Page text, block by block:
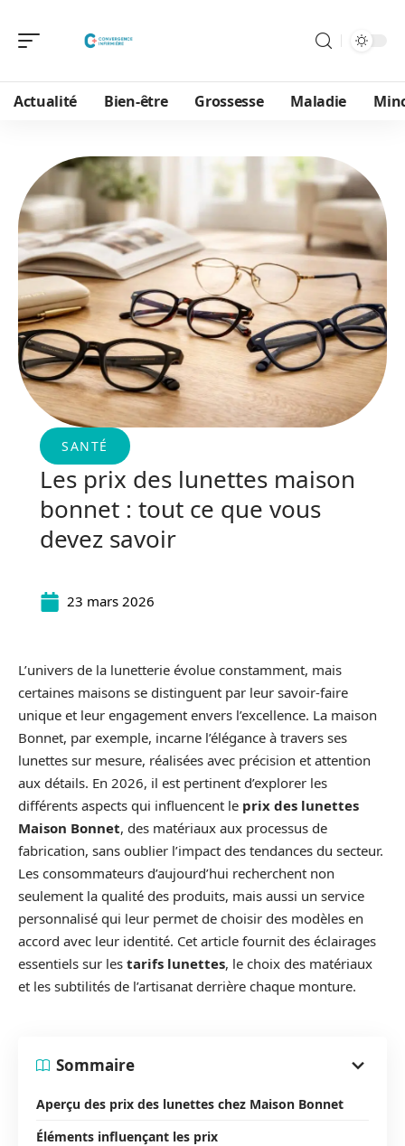
Actualité Bien-être Grossesse Maladie
SANTÉ
Les prix des lunettes maison
bonnet : tout ce que vous
devez savoir
23 mars 2026
L’univers de la lunetterie évolue constamment, mais
certaines maisons se distinguent par leur savoir-faire
unique et leur engagement envers l’excellence. La maison
Bonnet, par exemple, incarne l’élégance à travers ses
lunettes sur mesure, réalisées avec précision et attention
aux détails. En 2026, il est pertinent d’explorer les
différents aspects qui influencent le prix des lunettes
Maison Bonnet, des matériaux aux processus de
fabrication, sans oublier l’impact des tendances du secteur.
Les consommateurs d’aujourd’hui recherchent non
seulement la qualité des produits, mais aussi un service
personnalisé qui leur permet de choisir des modèles en
accord avec leur identité. Cet article fournit des éclairages
essentiels sur les tarifs lunettes, le choix des matériaux
et les subtilités de l’artisanat derrière chaque monture.
Sommaire
Aperçu des prix des lunettes chez Maison Bonnet
Éléments influençant les prix